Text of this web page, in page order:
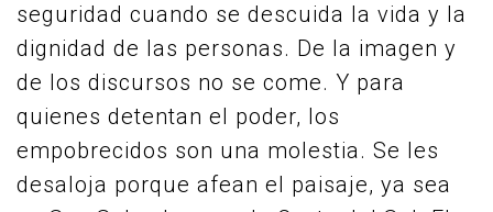
seguridad cuando se descuida la vida y la
dignidad de las personas. De la imagen y
de los discursos no se come. Y para
quienes detentan el poder, los
empobrecidos son una molestia. Se les
desaloja porque afean el paisaje, ya sea